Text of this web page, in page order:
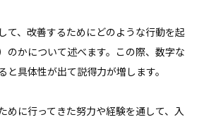
て、改善するためにどのような行動を起
のかについて述べます。この際、数字な
と具体性が出て説得力が増します。
めに行ってきた努力や経験を通して、入